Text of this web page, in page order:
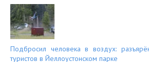
Подбросил человека в воздух:
туристов в Йеллоустонском парке